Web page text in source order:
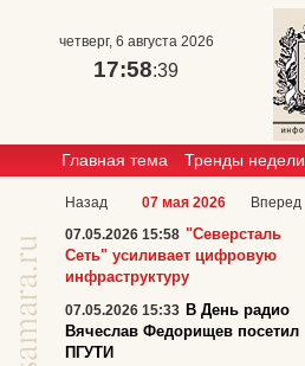
четверг, 6 августа 2026
17:58:39
Главная тема Тренды недели
Назад 07 мая 2026
Вперед
07.05.2026 15:58 "Северсталь
Сеть" усиливает цифровую
инфраструктуру
07.05.2026 15:33 В День радио
Вячеслав Федорищев посетил
ПГУТИ